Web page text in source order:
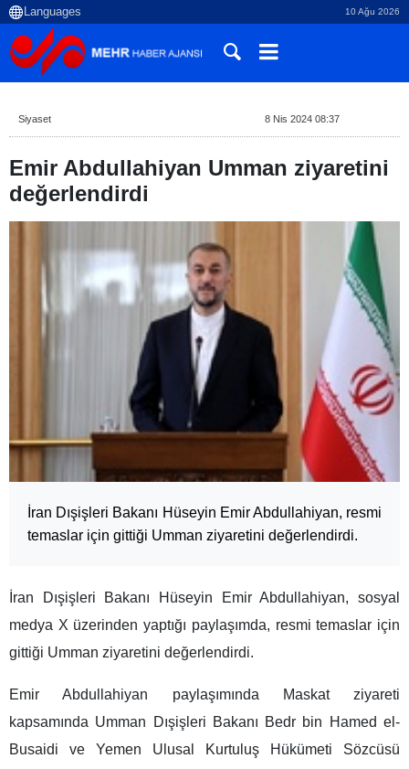
10 Ağu 2026
Siyaset 8 Nis 2024 08:37
Emir Abdullahiyan Umman ziyaretini
değerlendirdi
İran Dışişleri Bakanı Hüseyin Emir Abdullahiyan, resmi
temaslar için gittiği Umman ziyaretini değerlendirdi.
İran Dışişleri Bakanı Hüseyin Emir Abdullahiyan, sosyal
medya X üzerinden yaptığı paylaşımda, resmi temaslar için
gittiği Umman ziyaretini değerlendirdi.
Emir Abdullahiyan paylaşımında Maskat ziyareti
kapsamında Umman Dışişleri Bakanı Bedr bin Hamed el-
Busaidi ve Yemen Ulusal Kurtuluş Hükümeti Sözcüsü